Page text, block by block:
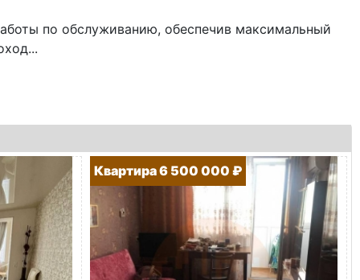
по обслуживанию, обеспечив максимальный
Квартира 6 500 000 ₽